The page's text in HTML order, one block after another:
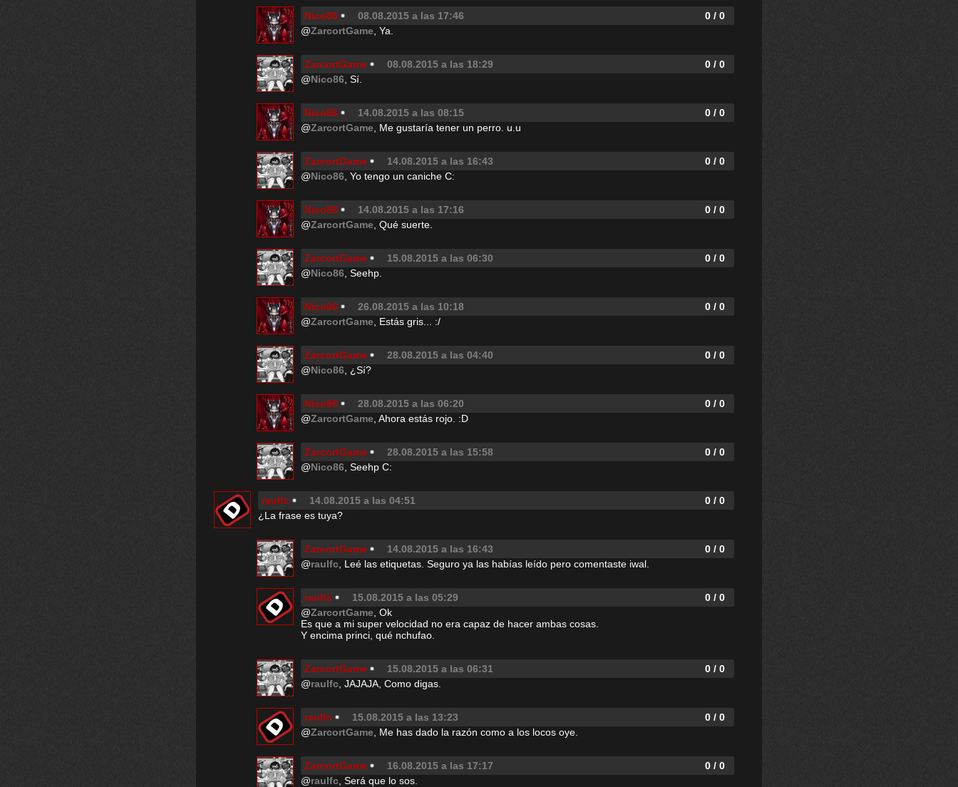
Nico86 08.08.2015 a las 17:46
0 / 0
@ZarcortGame , Ya.
ZarcortGame 08.08.2015 a las 18:29
0 / 0
@Nico86 , Sí.
Nico86 14.08.2015 a las 08:15
0 / 0
@ZarcortGame , Me gustaría tener un perro. u.u
ZarcortGame 14.08.2015 a las 16:43
0 / 0
@Nico86 , Yo tengo un caniche C:
Nico86 14.08.2015 a las 17:16
0 / 0
@ZarcortGame , Qué suerte.
ZarcortGame 15.08.2015 a las 06:30
0 / 0
@Nico86 , Seehp.
Nico86 26.08.2015 a las 10:18
0 / 0
@ZarcortGame , Estás gris... :/
ZarcortGame 28.08.2015 a las 04:40
0 / 0
@Nico86 , ¿Sí?
Nico86 28.08.2015 a las 06:20
0 / 0
@ZarcortGame , Ahora estás rojo. :D
ZarcortGame 28.08.2015 a las 15:58
0 / 0
@Nico86 , Seehp C:
raulfc 14.08.2015 a las 04:51
0 / 0
¿La frase es tuya?
ZarcortGame 14.08.2015 a las 16:43
0 / 0
@raulfc , Leé las etiquetas. Seguro ya las habías leído pero comentaste iwal.
raulfc 15.08.2015 a las 05:29
0 / 0
@ZarcortGame , Ok
Es que a mi super velocidad no era capaz de hacer ambas cosas.
Y encima princi, qué nchufao.
ZarcortGame 15.08.2015 a las 06:31
0 / 0
@raulfc , JAJAJA, Como digas.
raulfc 15.08.2015 a las 13:23
0 / 0
@ZarcortGame , Me has dado la razón como a los locos oye.
ZarcortGame 16.08.2015 a las 17:17
0 / 0
@raulfc , Será que lo sos.